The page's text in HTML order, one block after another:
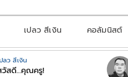
เปลว สีเงิน คอลัมนิสต์
ลว สีเงิน
สดี...คุณครู!